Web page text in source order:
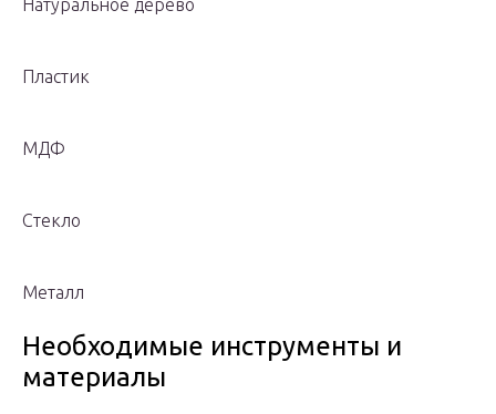
Натуральное дерево
Пластик
МДФ
Стекло
Металл
Необходимые инструменты и
материалы